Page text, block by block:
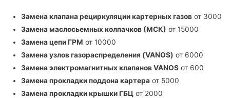
Замена клапана рециркуляции картерных газов от 3000
Замена маслосьемных колпачков (МСК) от 15000
Замена цепи ГРМ от 10000
Замена узлов газораспределения (VANOS) от 6000
Замена электромагнитных клапанов VANOS от 600
Замена прокладки поддона картера от 5000
Замена прокладки крышки ГБЦ от 2000